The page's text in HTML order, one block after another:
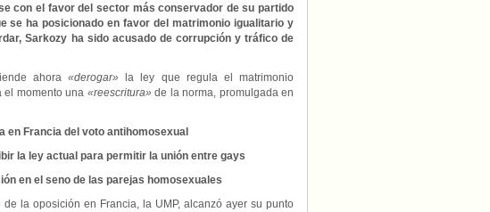
con el favor del sector más conservador de su partido
se ha posicionado en favor del matrimonio igualitario y
Sarkozy ha sido acusado de corrupción y tráfico de
ahora«derogar» la ley que regula el matrimonio
el momento una «reescritura» de la norma, promulgada en
en Francia del voto antihomosexual
la ley actual para permitir la unión entre gays
en el seno de las parejas homosexuales
la oposición en Francia, la UMP, alcanzó ayer su punto